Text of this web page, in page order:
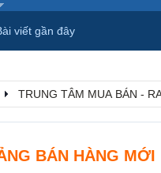
TRUNG TÂM MUA BÁN -
BÁN HÀNG MỚI
viết gần đây